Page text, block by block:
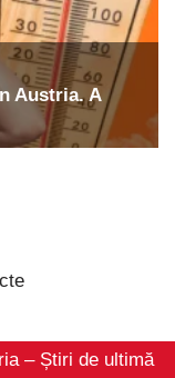
– Știri de ultimă